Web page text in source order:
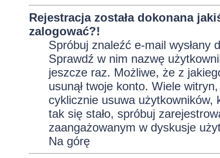
Rejestracja została dokonana
zalogować?!
Spróbuj znaleźć e-mail wysłany
Sprawdź w nim nazwę
jeszcze raz. Możliwe, że z
usunął twoje konto. Wiele
cyklicznie usuwa użytkowników,
tak się stało, spróbuj
zaangażowanym w dyskusje
Na górę